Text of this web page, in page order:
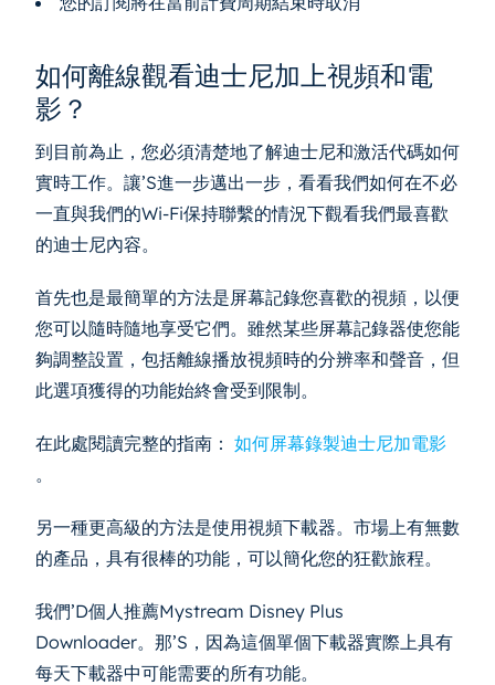
如何離線觀看迪士尼加上視頻和電
影？
到目前為止，您必須清楚地了解迪士尼和激活代碼如何
實時工作。讓’S進一步邁出一步，看看我們如何在不必
一直與我們的Wi-Fi保持聯繫的情況下觀看我們最喜歡
的迪士尼內容。
首先也是最簡單的方法是屏幕記錄您喜歡的視頻，以便
您可以隨時隨地享受它們。雖然某些屏幕記錄器使您能
夠調整設置，包括離線播放視頻時的分辨率和聲音，但
此選項獲得的功能始終會受到限制。
在此處閱讀完整的指南： 如何屏幕錄製迪士尼加電影
。
另一種更高級的方法是使用視頻下載器。市場上有無數
的產品，具有很棒的功能，可以簡化您的狂歡旅程。
我們’D個人推薦Mystream Disney Plus
Downloader。那’S，因為這個單個下載器實際上具有
每天下載器中可能需要的所有功能。